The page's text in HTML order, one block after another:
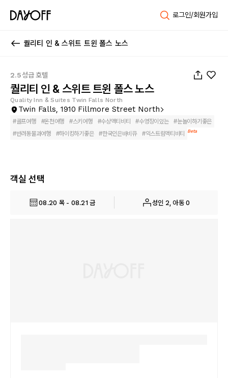
로그인/회원가입
퀄리티 인 & 스위트 트윈 폴스 노스
2.5성급 호텔
퀄리티 인 & 스위트 트윈 폴스 노스
Quality Inn & Suites Twin Falls North
Twin Falls, 1910 Fillmore Street North
#골프여행 #온천여행 #스키여행 #수상액티비티 #수영장이있는 #눈놀이하기좋은
#반려동물과여행 #하이킹하기좋은 #한국인은바비큐 #익스트림액티비티 Beta
객실 선택
08.20 목 - 08.21 금 성인 2, 아동 0